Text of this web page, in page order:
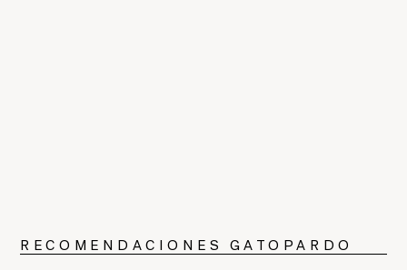
RECOMENDACIONES GATOPARDO